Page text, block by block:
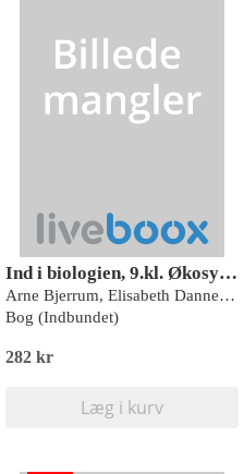
Ind i biologien, 9.kl. Økosystemer, Elevbog - 9. klasse
Arne Bjerrum, Elisabeth Dannesboe, Finn Sandby Hansen, Mogens Riis
Bog (Indbundet)
282 kr
Læg i kurv